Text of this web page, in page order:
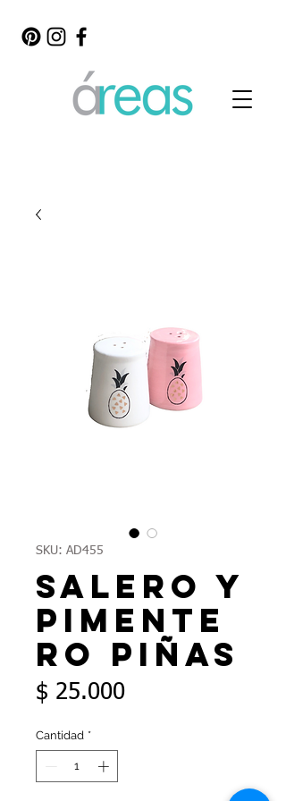
SKU: AD455
Salero y
pimente
ro piñas
$ 25.000Precio
Cantidad *